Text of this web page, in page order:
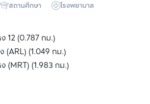
สถานศึกษา โรงพยาบาล
12 (0.787 กม.)
(ARL) (1.049 กม.)
(MRT) (1.983 กม.)